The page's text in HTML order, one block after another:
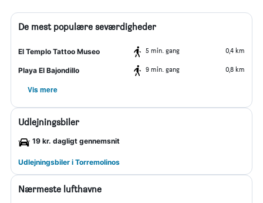
De mest populære seværdigheder
El Templo Tattoo Museo 5 min. gang 0,4 km
Playa El Bajondillo 9 min. gang 0,8 km
Vis mere
Udlejningsbiler
19 kr. dagligt gennemsnit
Udlejningsbiler i Torremolinos
Nærmeste lufthavne